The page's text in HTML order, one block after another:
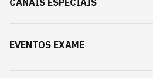
EVENTOS EXAME